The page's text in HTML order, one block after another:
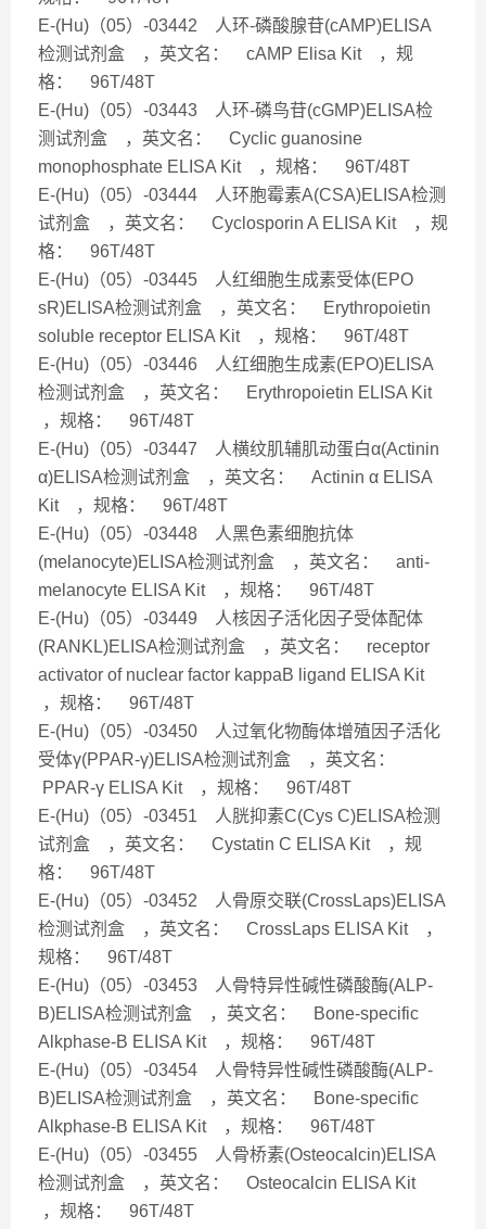
E-(Hu)（05）-03442 人环-磷酸腺苷(cAMP)ELISA
检测试剂盒 ，英文名： cAMP Elisa Kit ，规
格： 96T/48T
E-(Hu)（05）-03443 人环-磷鸟苷(cGMP)ELISA检
测试剂盒 ，英文名： Cyclic guanosine
monophosphate ELISA Kit ，规格： 96T/48T
E-(Hu)（05）-03444 人环胞霉素A(CSA)ELISA检测
试剂盒 ，英文名： Cyclosporin A ELISA Kit ，规
格： 96T/48T
E-(Hu)（05）-03445 人红细胞生成素受体(EPO
sR)ELISA检测试剂盒 ，英文名： Erythropoietin
soluble receptor ELISA Kit ，规格： 96T/48T
E-(Hu)（05）-03446 人红细胞生成素(EPO)ELISA
检测试剂盒 ，英文名： Erythropoietin ELISA Kit
，规格： 96T/48T
E-(Hu)（05）-03447 人横纹肌辅肌动蛋白α(Actinin
α)ELISA检测试剂盒 ，英文名： Actinin α ELISA
Kit ，规格： 96T/48T
E-(Hu)（05）-03448 人黑色素细胞抗体
(melanocyte)ELISA检测试剂盒 ，英文名： anti-
melanocyte ELISA Kit ，规格： 96T/48T
E-(Hu)（05）-03449 人核因子活化因子受体配体
(RANKL)ELISA检测试剂盒 ，英文名： receptor
activator of nuclear factor kappaB ligand ELISA Kit
，规格： 96T/48T
E-(Hu)（05）-03450 人过氧化物酶体增殖因子活化
受体γ(PPAR-γ)ELISA检测试剂盒 ，英文名：
PPAR-γ ELISA Kit ，规格： 96T/48T
E-(Hu)（05）-03451 人胱抑素C(Cys C)ELISA检测
试剂盒 ，英文名： Cystatin C ELISA Kit ，规
格： 96T/48T
E-(Hu)（05）-03452 人骨原交联(CrossLaps)ELISA
检测试剂盒 ，英文名： CrossLaps ELISA Kit ，
规格： 96T/48T
E-(Hu)（05）-03453 人骨特异性碱性磷酸酶(ALP-
B)ELISA检测试剂盒 ，英文名： Bone-specific
Alkphase-B ELISA Kit ，规格： 96T/48T
E-(Hu)（05）-03454 人骨特异性碱性磷酸酶(ALP-
B)ELISA检测试剂盒 ，英文名： Bone-specific
Alkphase-B ELISA Kit ，规格： 96T/48T
E-(Hu)（05）-03455 人骨桥素(Osteocalcin)ELISA
检测试剂盒 ，英文名： Osteocalcin ELISA Kit
，规格： 96T/48T